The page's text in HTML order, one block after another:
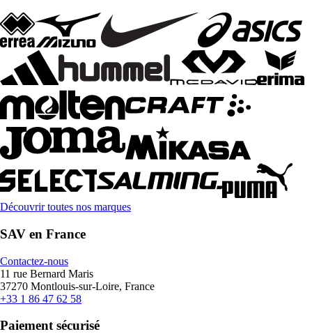
Découvrir toutes nos marques
SAV en France
Contactez-nous
11 rue Bernard Maris
37270 Montlouis-sur-Loire, France
+33 1 86 47 62 58
Paiement sécurisé